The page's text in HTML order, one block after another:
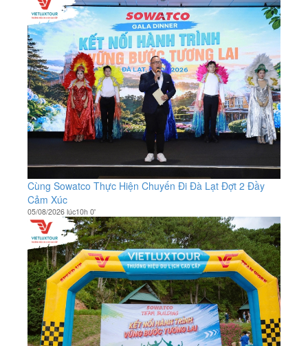
Cùng Sowatco Thực Hiện Chuyến Đi Đà Lạt Đợt 2 Đầy
Cảm Xúc
05/08/2026 lúc10h 0'